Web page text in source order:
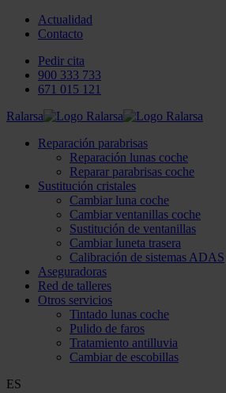
Actualidad
Contacto
Pedir cita
900 333 733
671 015 121
Ralarsa
Reparación parabrisas
Reparación lunas coche
Reparar parabrisas coche
Sustitución cristales
Cambiar luna coche
Cambiar ventanillas coche
Sustitución de ventanillas
Cambiar luneta trasera
Calibración de sistemas ADAS
Aseguradoras
Red de talleres
Otros servicios
Tintado lunas coche
Pulido de faros
Tratamiento antilluvia
Cambiar de escobillas
ES